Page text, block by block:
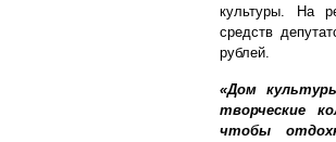
культуры. На
средств
рублей.
«Дом
творческие
чтобы